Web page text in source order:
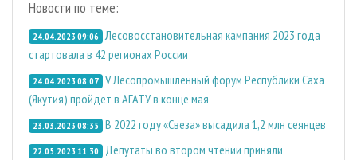
Новости по теме:
24.04.2023 09:06 Лесовосстановительная кампания 2023 года
стартовала в 42 регионах России
24.04.2023 08:07 V Лесопромышленный форум Республики Саха
(Якутия) пройдет в АГАТУ в конце мая
23.03.2023 08:35 В 2022 году «Свеза» высадила 1,2 млн сеянцев
22.05.2023 11:30
Депутаты во втором чтении приняли